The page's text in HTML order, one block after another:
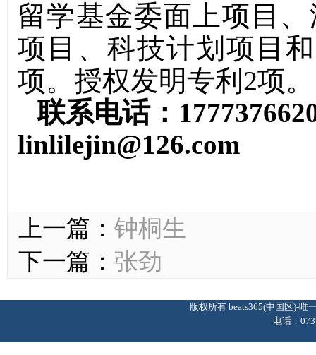
留学基金委面上项目、
项目、科技计划项目
项。 授权发明专利 2项。
联系电话：
linlilejin@126.com
上一篇： 钟桐生
下一篇： 张劲
版权所有 beats365(中国区)-
电话：